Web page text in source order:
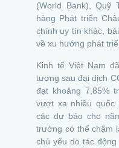
(World Bank), Quỹ
hàng Phát triển
chính uy tín khác,
về xu hướng phát
Kinh tế Việt Nam
tượng sau đại dịch
đạt khoảng 7,85%
vượt xa nhiều quốc
các dự báo cho
trưởng có thể chậm
chủ yếu do tác